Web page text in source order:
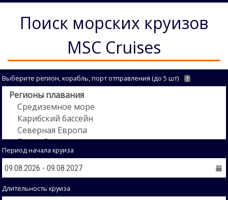
Поиск морских круизов
MSC Cruises
Выберите регион, корабль, порт отправления (до 5 шт) ?
Период начала круиза
Длительность круиза